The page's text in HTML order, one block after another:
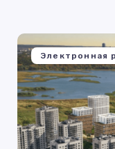
Электронная